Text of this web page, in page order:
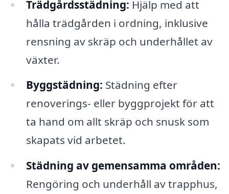
Trädgårdsstädning: Hjälp med att
hålla trädgården i ordning, inklusive
rensning av skräp och underhållet av
växter.
Byggstädning: Städning efter
renoverings- eller byggprojekt för att
ta hand om allt skräp och snusk som
skapats vid arbetet.
Städning av gemensamma områden:
Rengöring och underhåll av trapphus,